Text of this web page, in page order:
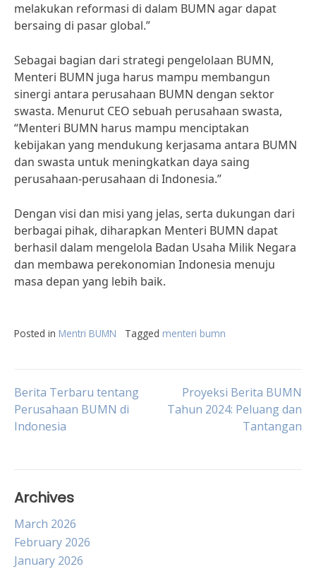
melakukan reformasi di dalam BUMN agar dapat
bersaing di pasar global.”
Sebagai bagian dari strategi pengelolaan BUMN,
Menteri BUMN juga harus mampu membangun
sinergi antara perusahaan BUMN dengan sektor
swasta. Menurut CEO sebuah perusahaan swasta,
“Menteri BUMN harus mampu menciptakan
kebijakan yang mendukung kerjasama antara BUMN
dan swasta untuk meningkatkan daya saing
perusahaan-perusahaan di Indonesia.”
Dengan visi dan misi yang jelas, serta dukungan dari
berbagai pihak, diharapkan Menteri BUMN dapat
berhasil dalam mengelola Badan Usaha Milik Negara
dan membawa perekonomian Indonesia menuju
masa depan yang lebih baik.
Posted in Mentri BUMN Tagged menteri bumn
Post
navigation
Berita Terbaru tentang
Perusahaan BUMN di
Indonesia
Proyeksi Berita BUMN
Tahun 2024: Peluang dan
Tantangan
Archives
March 2026
February 2026
January 2026